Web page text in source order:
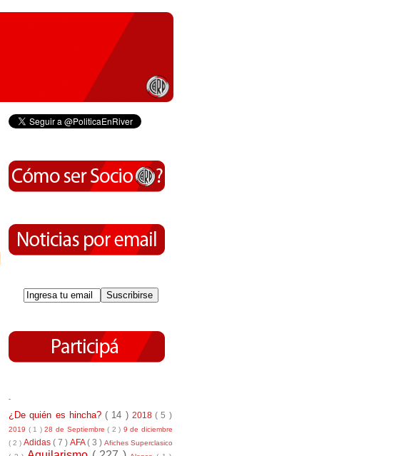
-
¿De quién es hincha?( 14 ) 2018( 5 )
2019 ( 1 )28 de Septiembre( 2 ) 9 de diciembre
( 2 ) Adidas ( 7 ) AFA( 3 ) Afiches Superclasico